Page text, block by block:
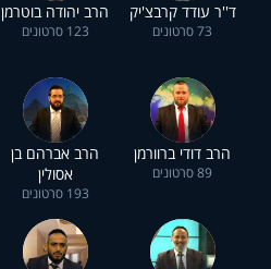
ד''ר עודד קרבצ'יק
73 סרטונים
הרב יהודה בוטרמן
123 סרטונים
הרב דודי ברוורמן
89 סרטונים
הרב אברהם בן
אסולין
193 סרטונים